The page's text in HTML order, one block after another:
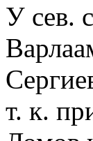
У сев.
т. к.